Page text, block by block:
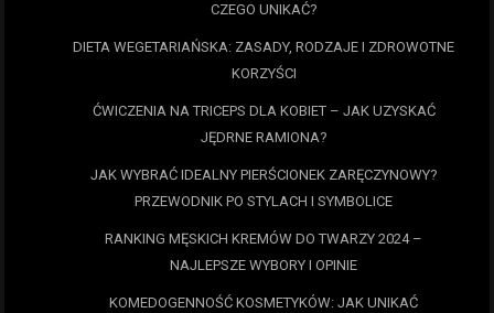
CZEGO UNIKAĆ?
DIETA WEGETARIAŃSKA: ZASADY, RODZAJE I ZDROWOTNE
KORZYŚCI
ĆWICZENIA NA TRICEPS DLA KOBIET – JAK UZYSKAĆ
JĘDRNE RAMIONA?
JAK WYBRAĆ IDEALNY PIERŚCIONEK ZARĘCZYNOWY?
PRZEWODNIK PO STYLACH I SYMBOLICE
RANKING MĘSKICH KREMÓW DO TWARZY 2024 –
NAJLEPSZE WYBORY I OPINIE
KOMEDOGENNOŚĆ KOSMETYKÓW: JAK UNIKAĆ